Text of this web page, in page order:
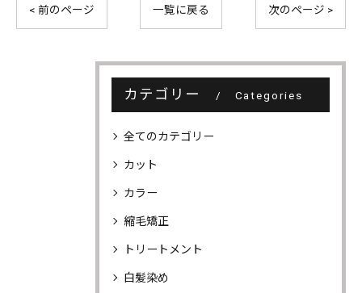
< 前のページ 一覧に戻る 次のページ >
カテゴリー Categories
全てのカテゴリー
カット
カラー
縮毛矯正
トリートメント
白髪染め